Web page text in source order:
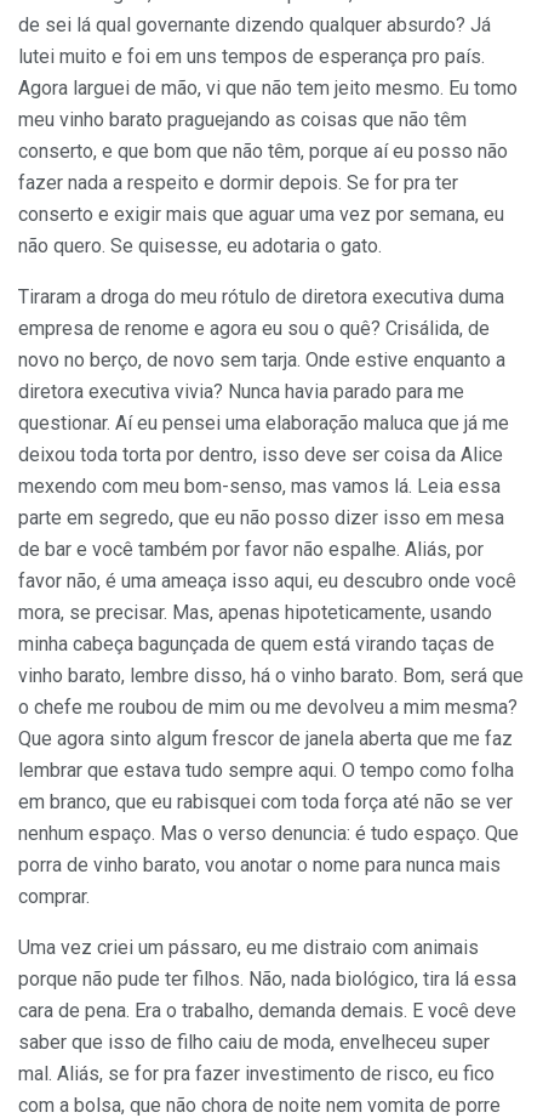
de sei lá qual governante dizendo qualquer absurdo? Já
lutei muito e foi em uns tempos de esperança pro país.
Agora larguei de mão, vi que não tem jeito mesmo. Eu tomo
meu vinho barato praguejando as coisas que não têm
conserto, e que bom que não têm, porque aí eu posso não
fazer nada a respeito e dormir depois. Se for pra ter
conserto e exigir mais que aguar uma vez por semana, eu
não quero. Se quisesse, eu adotaria o gato.
Tiraram a droga do meu rótulo de diretora executiva duma
empresa de renome e agora eu sou o quê? Crisálida, de
novo no berço, de novo sem tarja. Onde estive enquanto a
diretora executiva vivia? Nunca havia parado para me
questionar. Aí eu pensei uma elaboração maluca que já me
deixou toda torta por dentro, isso deve ser coisa da Alice
mexendo com meu bom-senso, mas vamos lá. Leia essa
parte em segredo, que eu não posso dizer isso em mesa
de bar e você também por favor não espalhe. Aliás, por
favor não, é uma ameaça isso aqui, eu descubro onde você
mora, se precisar. Mas, apenas hipoteticamente, usando
minha cabeça bagunçada de quem está virando taças de
vinho barato, lembre disso, há o vinho barato. Bom, será que
o chefe me roubou de mim ou me devolveu a mim mesma?
Que agora sinto algum frescor de janela aberta que me faz
lembrar que estava tudo sempre aqui. O tempo como folha
em branco, que eu rabisquei com toda força até não se ver
nenhum espaço. Mas o verso denuncia: é tudo espaço. Que
porra de vinho barato, vou anotar o nome para nunca mais
comprar.
Uma vez criei um pássaro, eu me distraio com animais
porque não pude ter filhos. Não, nada biológico, tira lá essa
cara de pena. Era o trabalho, demanda demais. E você deve
saber que isso de filho caiu de moda, envelheceu super
mal. Aliás, se for pra fazer investimento de risco, eu fico
com a bolsa, que não chora de noite nem vomita de porre